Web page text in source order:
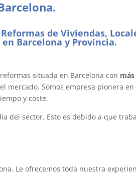
de Viviendas,
Barcelona y Provincia.
situada en Barcelona con
mercado. Somos empresa pionera
y coste.
del sector. Esto es debido a que
Le ofrecemos toda nuestra